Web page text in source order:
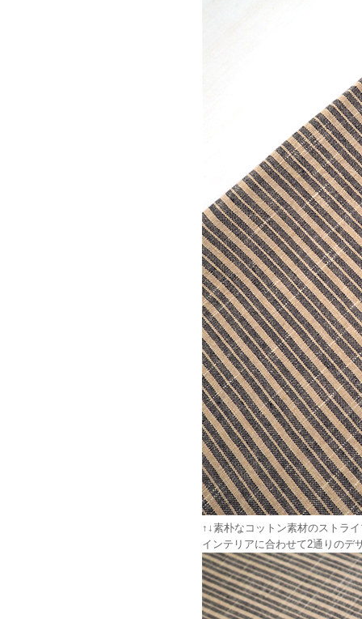
↑↓素朴なコットン素材のストラ
インテリアに合わせて2通りのデ